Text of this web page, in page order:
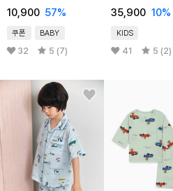
10,900 57%
쿠폰 BABY
32 5 (7)
35,900 10%
KIDS
41 5 (2)